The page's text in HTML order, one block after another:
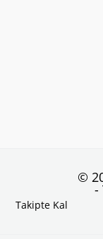
©
-
Takipte Kal